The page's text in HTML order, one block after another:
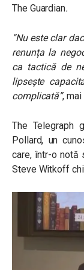
The Guardian.
“Nu este clar
renunța la
ca tactică de
lipsește
complicată”,
The Telegraph
Pollard, un
care, într-o notă
Steve Witkoff